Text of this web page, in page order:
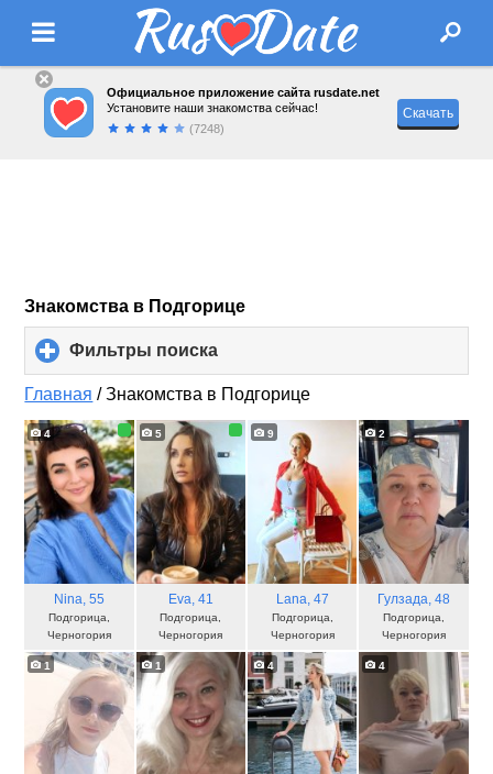
Официальное приложение сайта rusdate.net
Установите наши знакомства сейчас!
(7248)
Скачать
Знакомства в Подгорице
Фильтры поиска
to
expand
contents
Главная /Знакомства в Подгорице
4
Nina, 55
Подгорица,
Черногория
5
Eva, 41
Подгорица,
Черногория
9
Lana, 47
Подгорица,
Черногория
2
Гулзада, 48
Подгорица,
Черногория
1 1 4 4